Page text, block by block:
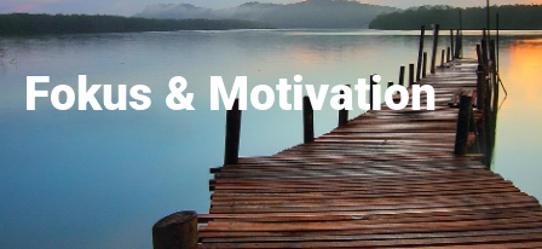
Fokus & Motivation